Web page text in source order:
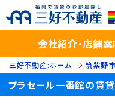
会社紹介・店舗案
三好不動産:ホーム 筑紫野市
プラセール一番館の賃